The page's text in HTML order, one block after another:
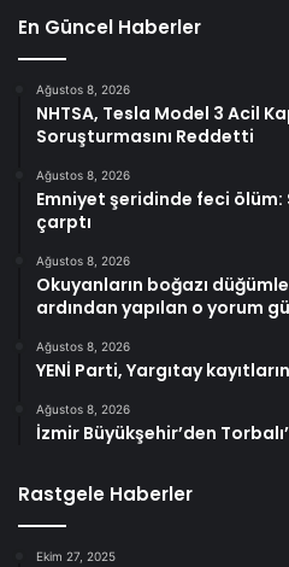
En Güncel Haberler
Ağustos 8, 2026
NHTSA, Tesla Model 3 Acil
Soruşturmasını Reddetti
Ağustos 8, 2026
Emniyet şeridinde feci
çarptı
Ağustos 8, 2026
Okuyanların boğazı
ardından yapılan o yorum
Ağustos 8, 2026
YENİ Parti, Yargıtay
Ağustos 8, 2026
İzmir Büyükşehir’den
Rastgele Haberler
Ekim 27, 2025